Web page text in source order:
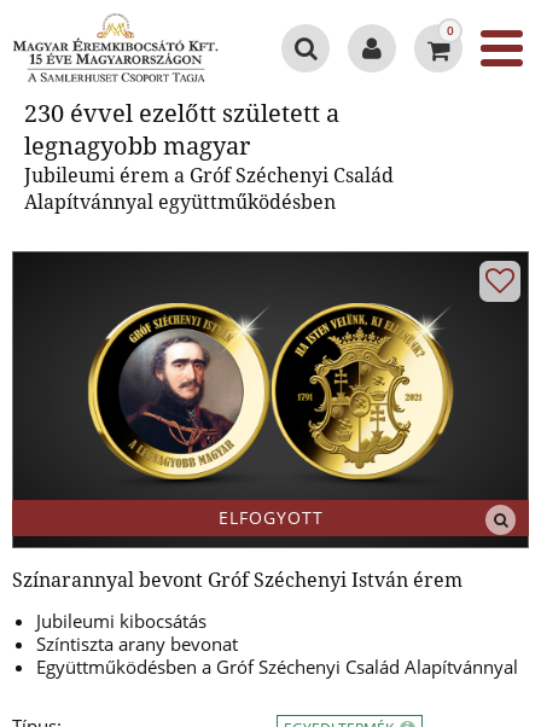
0
230 évvel ezelőtt született a
legnagyobb magyar
Jubileumi érem a Gróf Széchenyi Család
Alapítvánnyal együttműködésben
ELFOGYOTT
Színarannyal bevont Gróf Széchenyi István érem
Jubileumi kibocsátás
Színtiszta arany bevonat
Együttműködésben a Gróf Széchenyi Család Alapítvánnyal
230 évvel ezelőtt született a
legnagyobb magyar